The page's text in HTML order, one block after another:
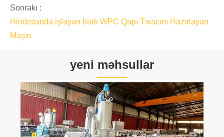
Sonrakı :
Hindistanda işləyən bərk WPC Qapı Tıxacını Hazırlayan
Maşın
yeni məhsullar